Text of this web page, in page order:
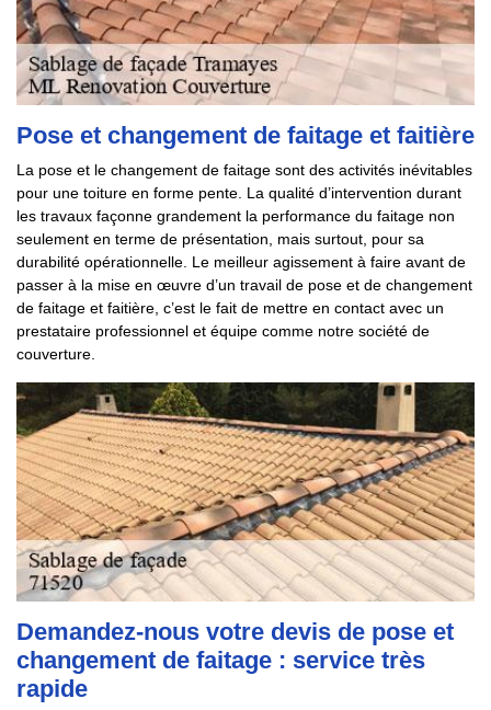
Pose et changement de faitage et faitière
La pose et le changement de faitage sont des activités inévitables
pour une toiture en forme pente. La qualité d’intervention durant
les travaux façonne grandement la performance du faitage non
seulement en terme de présentation, mais surtout, pour sa
durabilité opérationnelle. Le meilleur agissement à faire avant de
passer à la mise en œuvre d’un travail de pose et de changement
de faitage et faitière, c’est le fait de mettre en contact avec un
prestataire professionnel et équipe comme notre société de
couverture.
Demandez-nous votre devis de pose et
changement de faitage : service très
rapide